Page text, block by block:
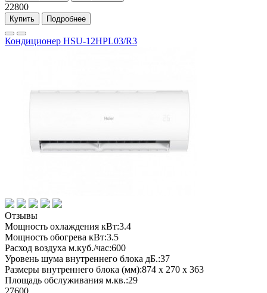
22800
Купить Подробнее
Кондиционер HSU-12HPL03/R3
Отзывы
Мощность охлаждения кВт:3.4
Мощность обогрева кВт:3.5
Расход воздуха м.куб./час:600
Уровень шума внутреннего блока дБ.:37
Размеры внутреннего блока (мм):874 х 270 х 363
Площадь обслуживания м.кв.:29
27600